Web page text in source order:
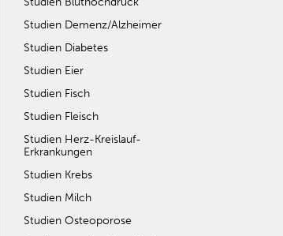
Studien Demenz/Alzheimer
Studien Diabetes
Studien Eier
Studien Fisch
Studien Fleisch
Studien Herz-Kreislauf-
Erkrankungen
Studien Krebs
Studien Milch
Studien Osteoporose